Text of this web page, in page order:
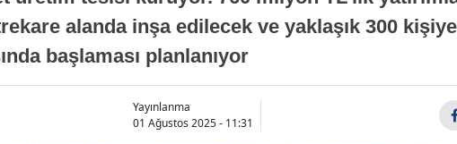
alanda inşa edilecek ve yaklaşık 300
başlaması planlanıyor
Yayınlanma
01 Ağustos 2025 - 11:31